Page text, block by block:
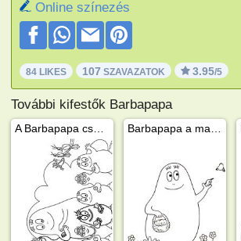
Online színezés
84 LIKES 107 SZAVAZATOK 3.95/5
További kifestők Barbapapa